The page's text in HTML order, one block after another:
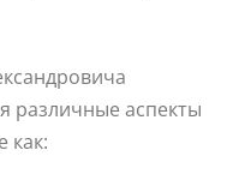
различные аспекты
как: